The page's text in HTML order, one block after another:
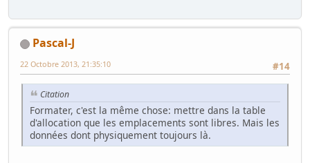
Pascal-J
#14
22 Octobre 2013, 21:35:10
Citation
Formater, c'est la même chose: mettre dans la table
d'allocation que les emplacements sont libres. Mais les
données dont physiquement toujours là.